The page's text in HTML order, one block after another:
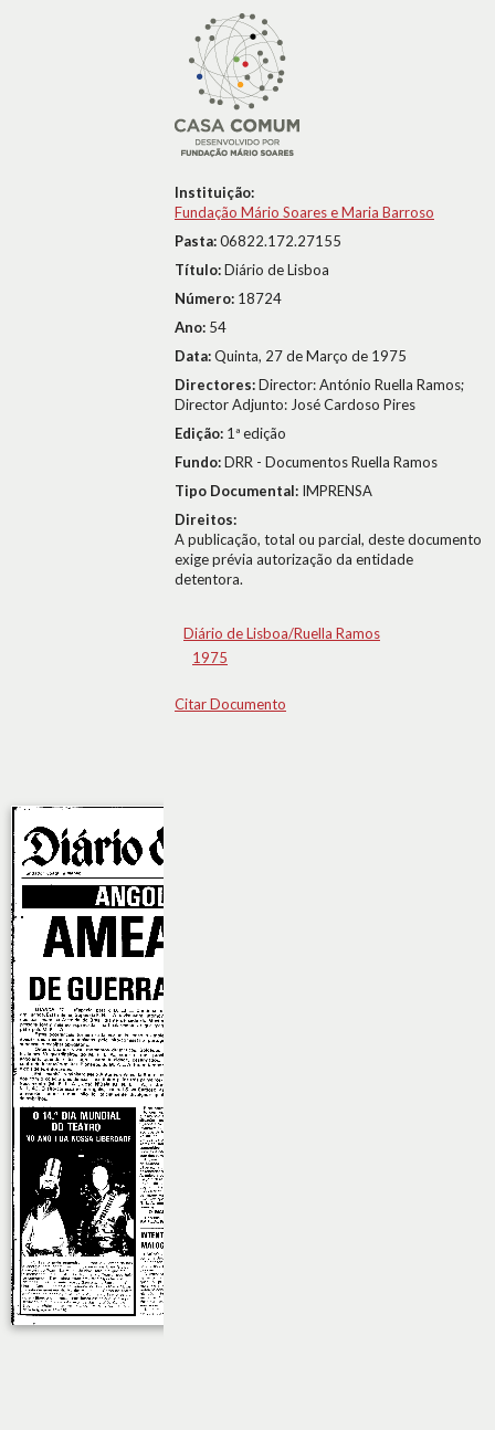
Instituição:
Fundação Mário Soares e Maria Barroso
Pasta:06822.172.27155
Título:Diário de Lisboa
Número: 18724
Ano: 54
Data:Quinta, 27 de Março de 1975
Directores:Director: António Ruella Ramos;
Director Adjunto: José Cardoso Pires
Edição: 1ª edição
Fundo:DRR - Documentos Ruella Ramos
Tipo Documental: IMPRENSA
Direitos:
A publicação, total ou parcial, deste documento
exige prévia autorização da entidade
detentora.
Diário de Lisboa/Ruella Ramos
1975
Citar Documento